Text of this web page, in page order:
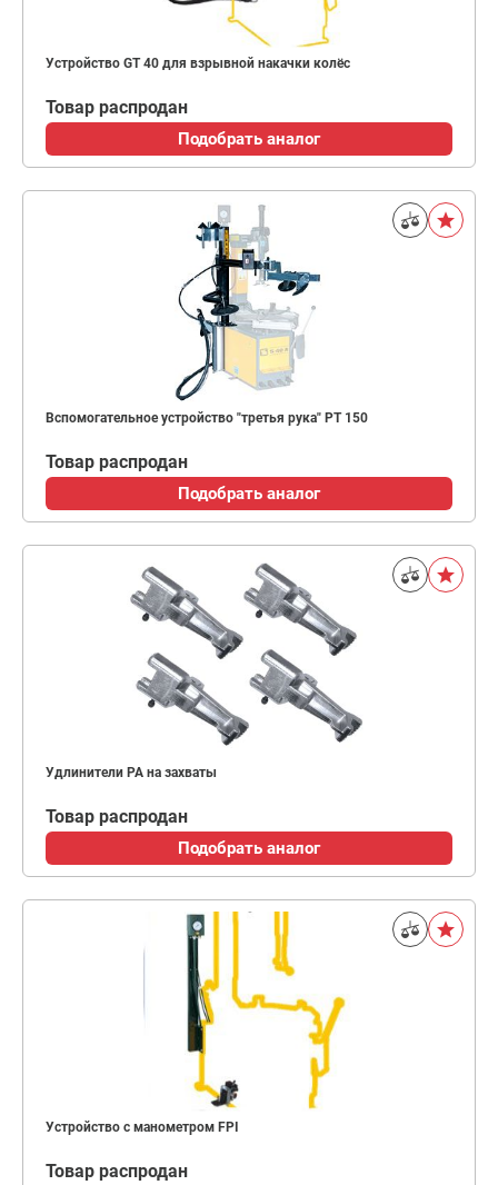
Устройство GT 40 для взрывной накачки колёс
Товар распродан
Подобрать аналог
Вспомогательное устройство "третья рука" PT 150
Товар распродан
Подобрать аналог
Удлинители PA на захваты
Товар распродан
Подобрать аналог
Устройство с манометром FPI
Товар распродан